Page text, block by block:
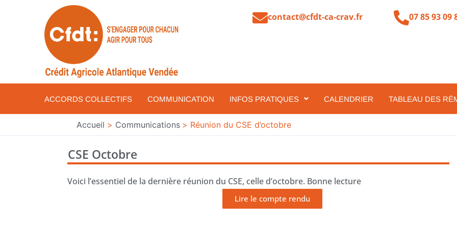
contact@cfdt-ca-crav.fr 07 85 93 09
ACCORDS COLLECTIFS COMMUNICATION INFOS PRATIQUES CALENDRIER TABLEAU DES
Accueil Communications Réunion du CSE d’octobre
CSE Octobre
Voici l’essentiel de la dernière réunion du CSE, celle d’octobre. Bonne lecture
Lire le compte rendu